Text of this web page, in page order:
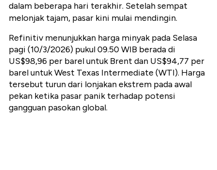
dalam beberapa hari terakhir. Setelah sempat
melonjak tajam, pasar kini mulai mendingin.
Refinitiv menunjukkan harga minyak pada Selasa
pagi (10/3/2026) pukul 09.50 WIB berada di
US$98,96 per barel untuk Brent dan US$94,77 per
barel untuk West Texas Intermediate (WTI). Harga
tersebut turun dari lonjakan ekstrem pada awal
pekan ketika pasar panik terhadap potensi
gangguan pasokan global.